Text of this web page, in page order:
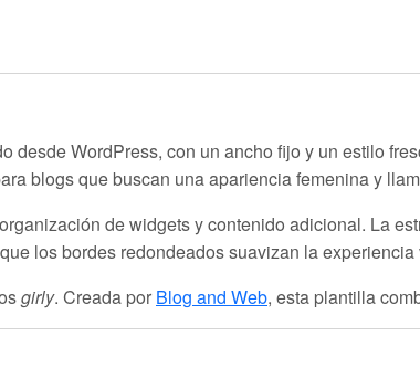
desde WordPress, con un ancho fijo y un estilo
blogs que buscan una apariencia femenina y
de widgets y contenido adicional. La
los bordes redondeados suavizan la experiencia
girly. Creada por Blog and Web, esta plantilla